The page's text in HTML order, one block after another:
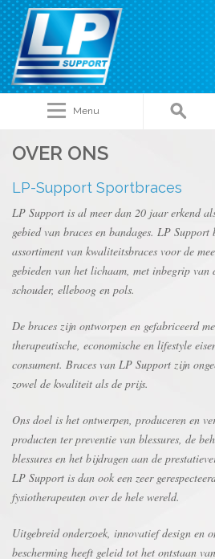
Menu
OVER ONS
LP-Support Sportbraces
LP Support is al meer dan 20 jaar erkend
gebied van braces en bandages. LP Support
assortiment van kwaliteitsbraces voor de
gebieden van het lichaam, met inbegrip van
schouder, elleboog en pols.
De braces zijn ontworpen en gefabriceerd
therapeutische, economische en lifestyle
consument. Braces van LP Support zijn
zowel de kwaliteit als de prijs.
Ons doel is het ontwerpen, produceren en
producten ter preventie van blessures, de
blessures en het bijdragen aan de
LP Support is dan ook een zeer
fysiotherapeuten over de hele wereld.
Uitgebreid onderzoek, innovatief design en
bescherming heeft geleid tot het ontstaan